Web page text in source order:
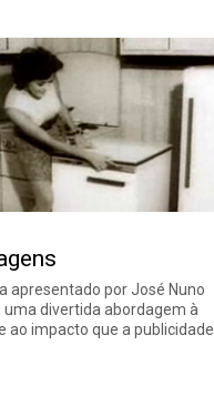
apresentado por José Nuno
uma divertida abordagem à
ao impacto que a publicidade